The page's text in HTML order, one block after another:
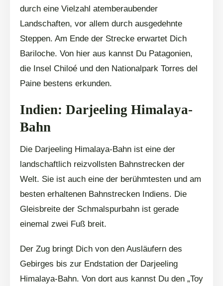
durch eine Vielzahl atemberaubender
Landschaften, vor allem durch ausgedehnte
Steppen. Am Ende der Strecke erwartet Dich
Bariloche. Von hier aus kannst Du Patagonien,
die Insel Chiloé und den Nationalpark Torres del
Paine bestens erkunden.
Indien: Darjeeling Himalaya-
Bahn
Die Darjeeling Himalaya-Bahn ist eine der
landschaftlich reizvollsten Bahnstrecken der
Welt. Sie ist auch eine der berühmtesten und am
besten erhaltenen Bahnstrecken Indiens. Die
Gleisbreite der Schmalspurbahn ist gerade
einemal zwei Fuß breit.
Der Zug bringt Dich von den Ausläufern des
Gebirges bis zur Endstation der Darjeeling
Himalaya-Bahn. Von dort aus kannst Du den „Toy